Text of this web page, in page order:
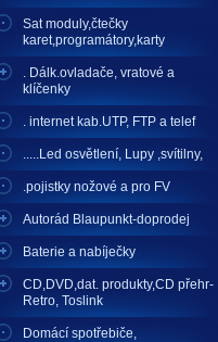
Sat moduly,čtečky
karet,programátory,karty
. Dálk.ovladače, vratové a
klíčenky
. internet kab.UTP, FTP a telef
.....Led osvětlení, Lupy ,svítilny,
.pojistky nožové a pro FV
Autorád Blaupunkt-doprodej
Baterie a nabíječky
CD,DVD,dat. produkty,CD přehr-
Retro, Toslink
Domácí spotřebiče,